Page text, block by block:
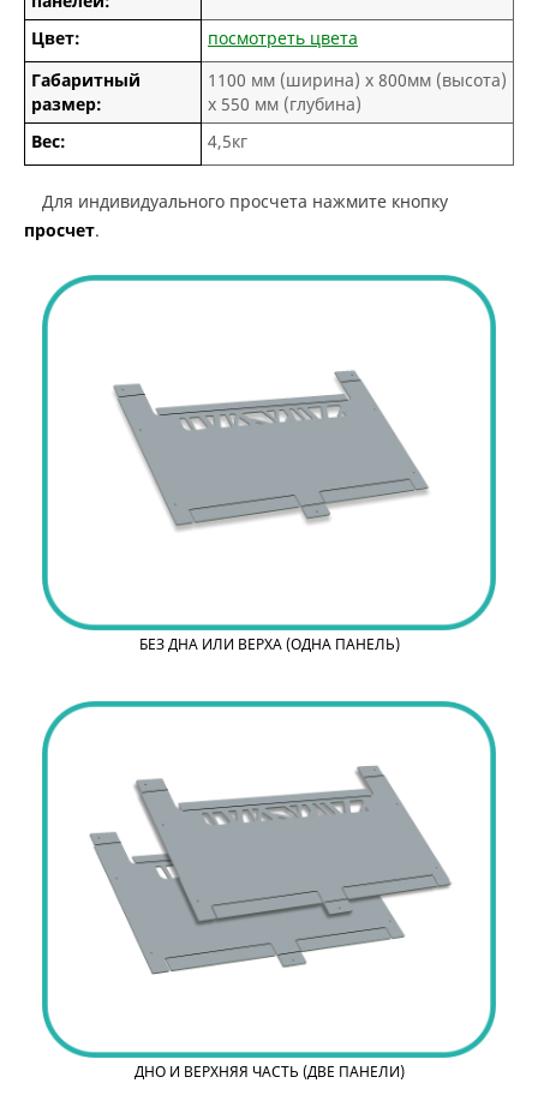
Цвет:
посмотреть цвета
Габаритный
размер:
1100 мм (ширина) х 800мм (высота)
х 550 мм (глубина)
Вес:
4,5кг
Для индивидуального просчета нажмите кнопку
просчет.
БЕЗ ДНА ИЛИ ВЕРХА (ОДНА ПАНЕЛЬ)
ДНО И ВЕРХНЯЯ ЧАСТЬ (ДВЕ ПАНЕЛИ)